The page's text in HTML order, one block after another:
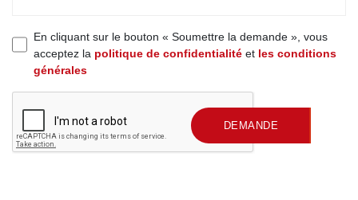
En cliquant sur le bouton « Soumettre la demande », vous
acceptez la politique de confidentialité et les conditions
générales
SOUMETTRE UNE DEMANDE